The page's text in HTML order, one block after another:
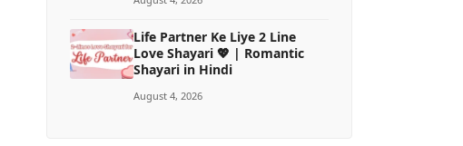
Life Partner Ke Liye 2 Line
Love Shayari 💖 | Romantic
Shayari in Hindi
August 4, 2026